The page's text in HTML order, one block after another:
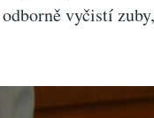
vyčistí